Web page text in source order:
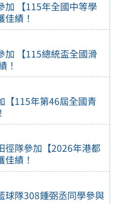
加 【115年全國中等學
績！
加 【115總統盃全國滑
！
【115年第46屆全國青
徑隊參加【2026年港都
績！
球隊308鍾弼丞同學參與